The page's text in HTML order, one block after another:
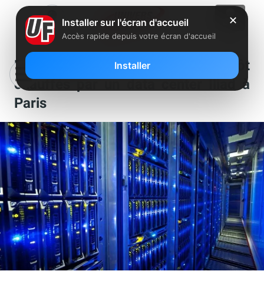
Des logements sociaux bientôt
chauffés par un data center Iliad à
Paris
✕
Installer sur l'écran d'accueil
Accès rapide depuis votre écran d'accueil
Installer